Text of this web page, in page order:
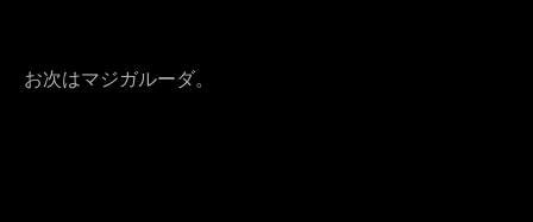
お次はマジガルーダ。